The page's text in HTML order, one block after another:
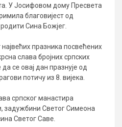
У Јосифовом дому Пресвета
благовијест од
Сина Божјег.
празника посвећених
слава бројних српских
се овај дан празнује од
потичу из 8. вијека.
српског манастира
задужбини Светог Симеона
Светог Саве.